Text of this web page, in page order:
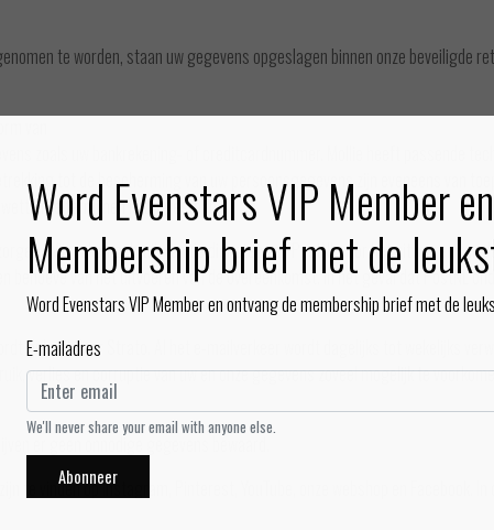
te worden, staan uw gegevens opgeslagen binnen onze beveiligde
van
zoals uw bankrekening- of creditcardnummer. Mollie heeft passende
tot de bescherming van uw persoonsgegevens zijn eveneens van
termijnen is toegestaan.
Wij maken gebruik van de diensten van PostNL voor het uitvoeren van
van het uitvoeren van de overeenkomst. In het geval dat PostNL
gehost door Strato. Al het e-mailverkeer wordt dagelijks tot wekelijks
verlies en corruptie van uw en onze gegevens zoveel mogelijk te
er geen onnodige gegevens bewaard.
te vinden op Instagram, Pinterest, YouTube, onze webshop en Facebook.
Word Evenstars VIP Member
Membership brief met de
Word Evenstars VIP Member en ontvang de membership brief met de
E-mailadres
We'll never share your email with anyone else.
Abonneer